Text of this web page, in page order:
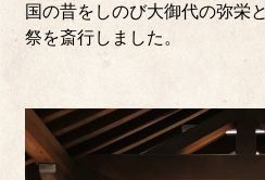
国の昔をしのび大御代の弥栄
祭を斎行しました。